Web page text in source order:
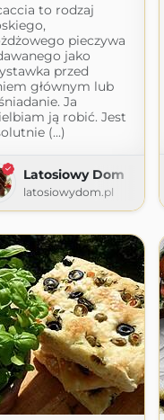
to rodzaj
pieczywa
jako
przed
głównym lub
Ja
ją robić. Jest
(...)
Latosiowy Dom
latosiowydom.pl